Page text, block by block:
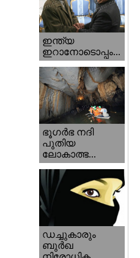
ഇന്ത്യ
ഇറാനോടൊപ്പം...
ഭൂഗര്‍ഭ നദി
പുതിയ
ലോകാത്ഭ...
ഡച്ചുകാരും
ബുര്‍ഖ